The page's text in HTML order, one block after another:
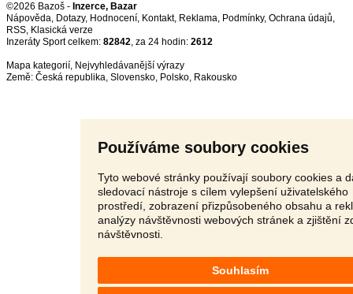
Používáme soubory cookies
Tyto webové stránky používají soubory cookies a
sledovací nástroje s cílem vylepšení uživatelského
prostředí, zobrazení přizpůsobeného obsahu a
analýzy návštěvnosti webových stránek a zjištění
návštěvnosti.
Souhlasím
©2026 Bazoš - Inzerce, Bazar
Nápověda, Dotazy, Hodnocení, Kontakt, Reklama, Podmínky, Ochrana údajů,
RSS,
Inzeráty Sport celkem: 82842, za 24 hodin: 2612
Mapa kategorií, Nejvyhledávanější výrazy
Země: Česká republika, Slovensko, Polsko, Rakousko